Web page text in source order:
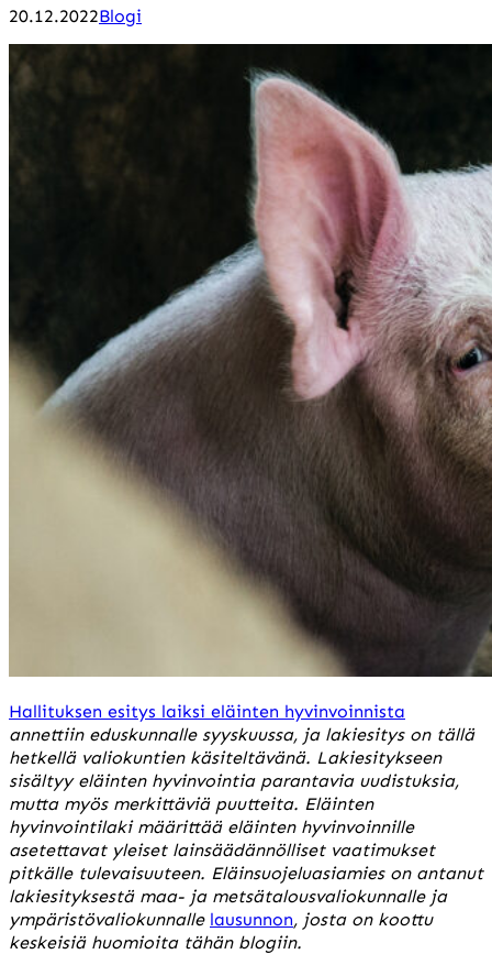
20.12.2022Blogi
Hallituksen esitys laiksi eläinten hyvinvoinnista
annettiin eduskunnalle syyskuussa, ja lakiesitys on tällä
hetkellä valiokuntien käsiteltävänä. Lakiesitykseen
sisältyy eläinten hyvinvointia parantavia uudistuksia,
mutta myös merkittäviä puutteita. Eläinten
hyvinvointilaki määrittää eläinten hyvinvoinnille
asetettavat yleiset lainsäädännölliset vaatimukset
pitkälle tulevaisuuteen. Eläinsuojeluasiamies on antanut
lakiesityksestä maa- ja metsätalousvaliokunnalle ja
ympäristövaliokunnalle lausunnon, josta on koottu
keskeisiä huomioita tähän blogiin.